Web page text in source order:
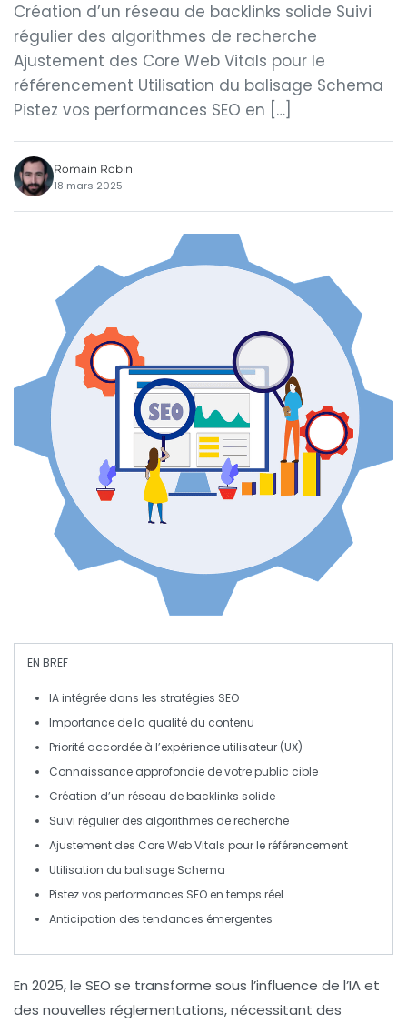
Création d’un réseau de backlinks solide Suivi
régulier des algorithmes de recherche
Ajustement des Core Web Vitals pour le
référencement Utilisation du balisage Schema
Pistez vos performances SEO en […]
Romain Robin
18 mars 2025
EN BREF
IAintégrée dans les stratégies SEO
Importance de la qualité du contenu
Priorité accordée à l’expérience utilisateur (UX)
Connaissance approfondie de votrepublic cible
Création d’un réseau de backlinks solide
Suivi régulier des algorithmes de recherche
Ajustement des Core Web Vitals pour le référencement
Utilisation du balisage Schema
Pistez vos performances SEO en temps réel
Anticipation des tendances émergentes
En 2025, le SEO se transforme sous l’influence de l’IAet
des nouvelles réglementations, nécessitant des